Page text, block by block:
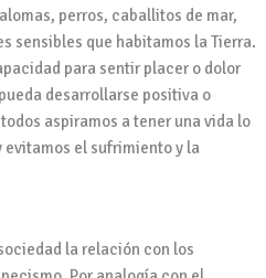
perros, caballitos de mar,
sensibles que habitamos la Tierra.
para sentir placer o dolor
desarrollarse positiva o
aspiramos a tener una vida lo
evitamos el sufrimiento y la
la relación con los